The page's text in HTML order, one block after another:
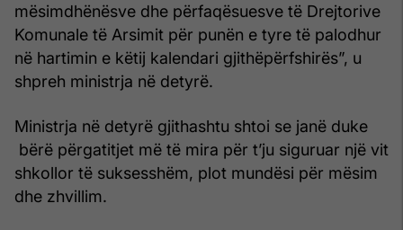
mësimdhënësve dhe përfaqësuesve të Drejtorive
Komunale të Arsimit për punën e tyre të palodhur
në hartimin e këtij kalendari gjithëpërfshirës”, u
shpreh ministrja në detyrë.
Ministrja në detyrë gjithashtu shtoi se janë duke
bërë përgatitjet më të mira për t’ju siguruar një vit
shkollor të suksesshëm, plot mundësi për mësim
dhe zhvillim.